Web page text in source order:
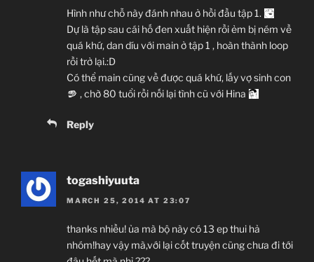
Hình như chỗ này đánh nhau ở hồi đầu tập 1.
Dự là tập sau cái hố đen xuất hiện rồi ẻm bị ném về
quá khứ, dan díu với main ở tập 1 , hoàn thành loop
rồi trở lại.:D
Có thể main cũng về được quá khứ, lấy vợ sinh con
, chờ 80 tuổi rồi nối lại tình cũ với Hina
Reply
togashiyuuta
MARCH 25, 2014 AT 23:07
thanks nhiều! ủa mà bộ này có 13 ep thui hả
nhóm!hay vậy mà,với lại cốt truyện cũng chưa đi tới